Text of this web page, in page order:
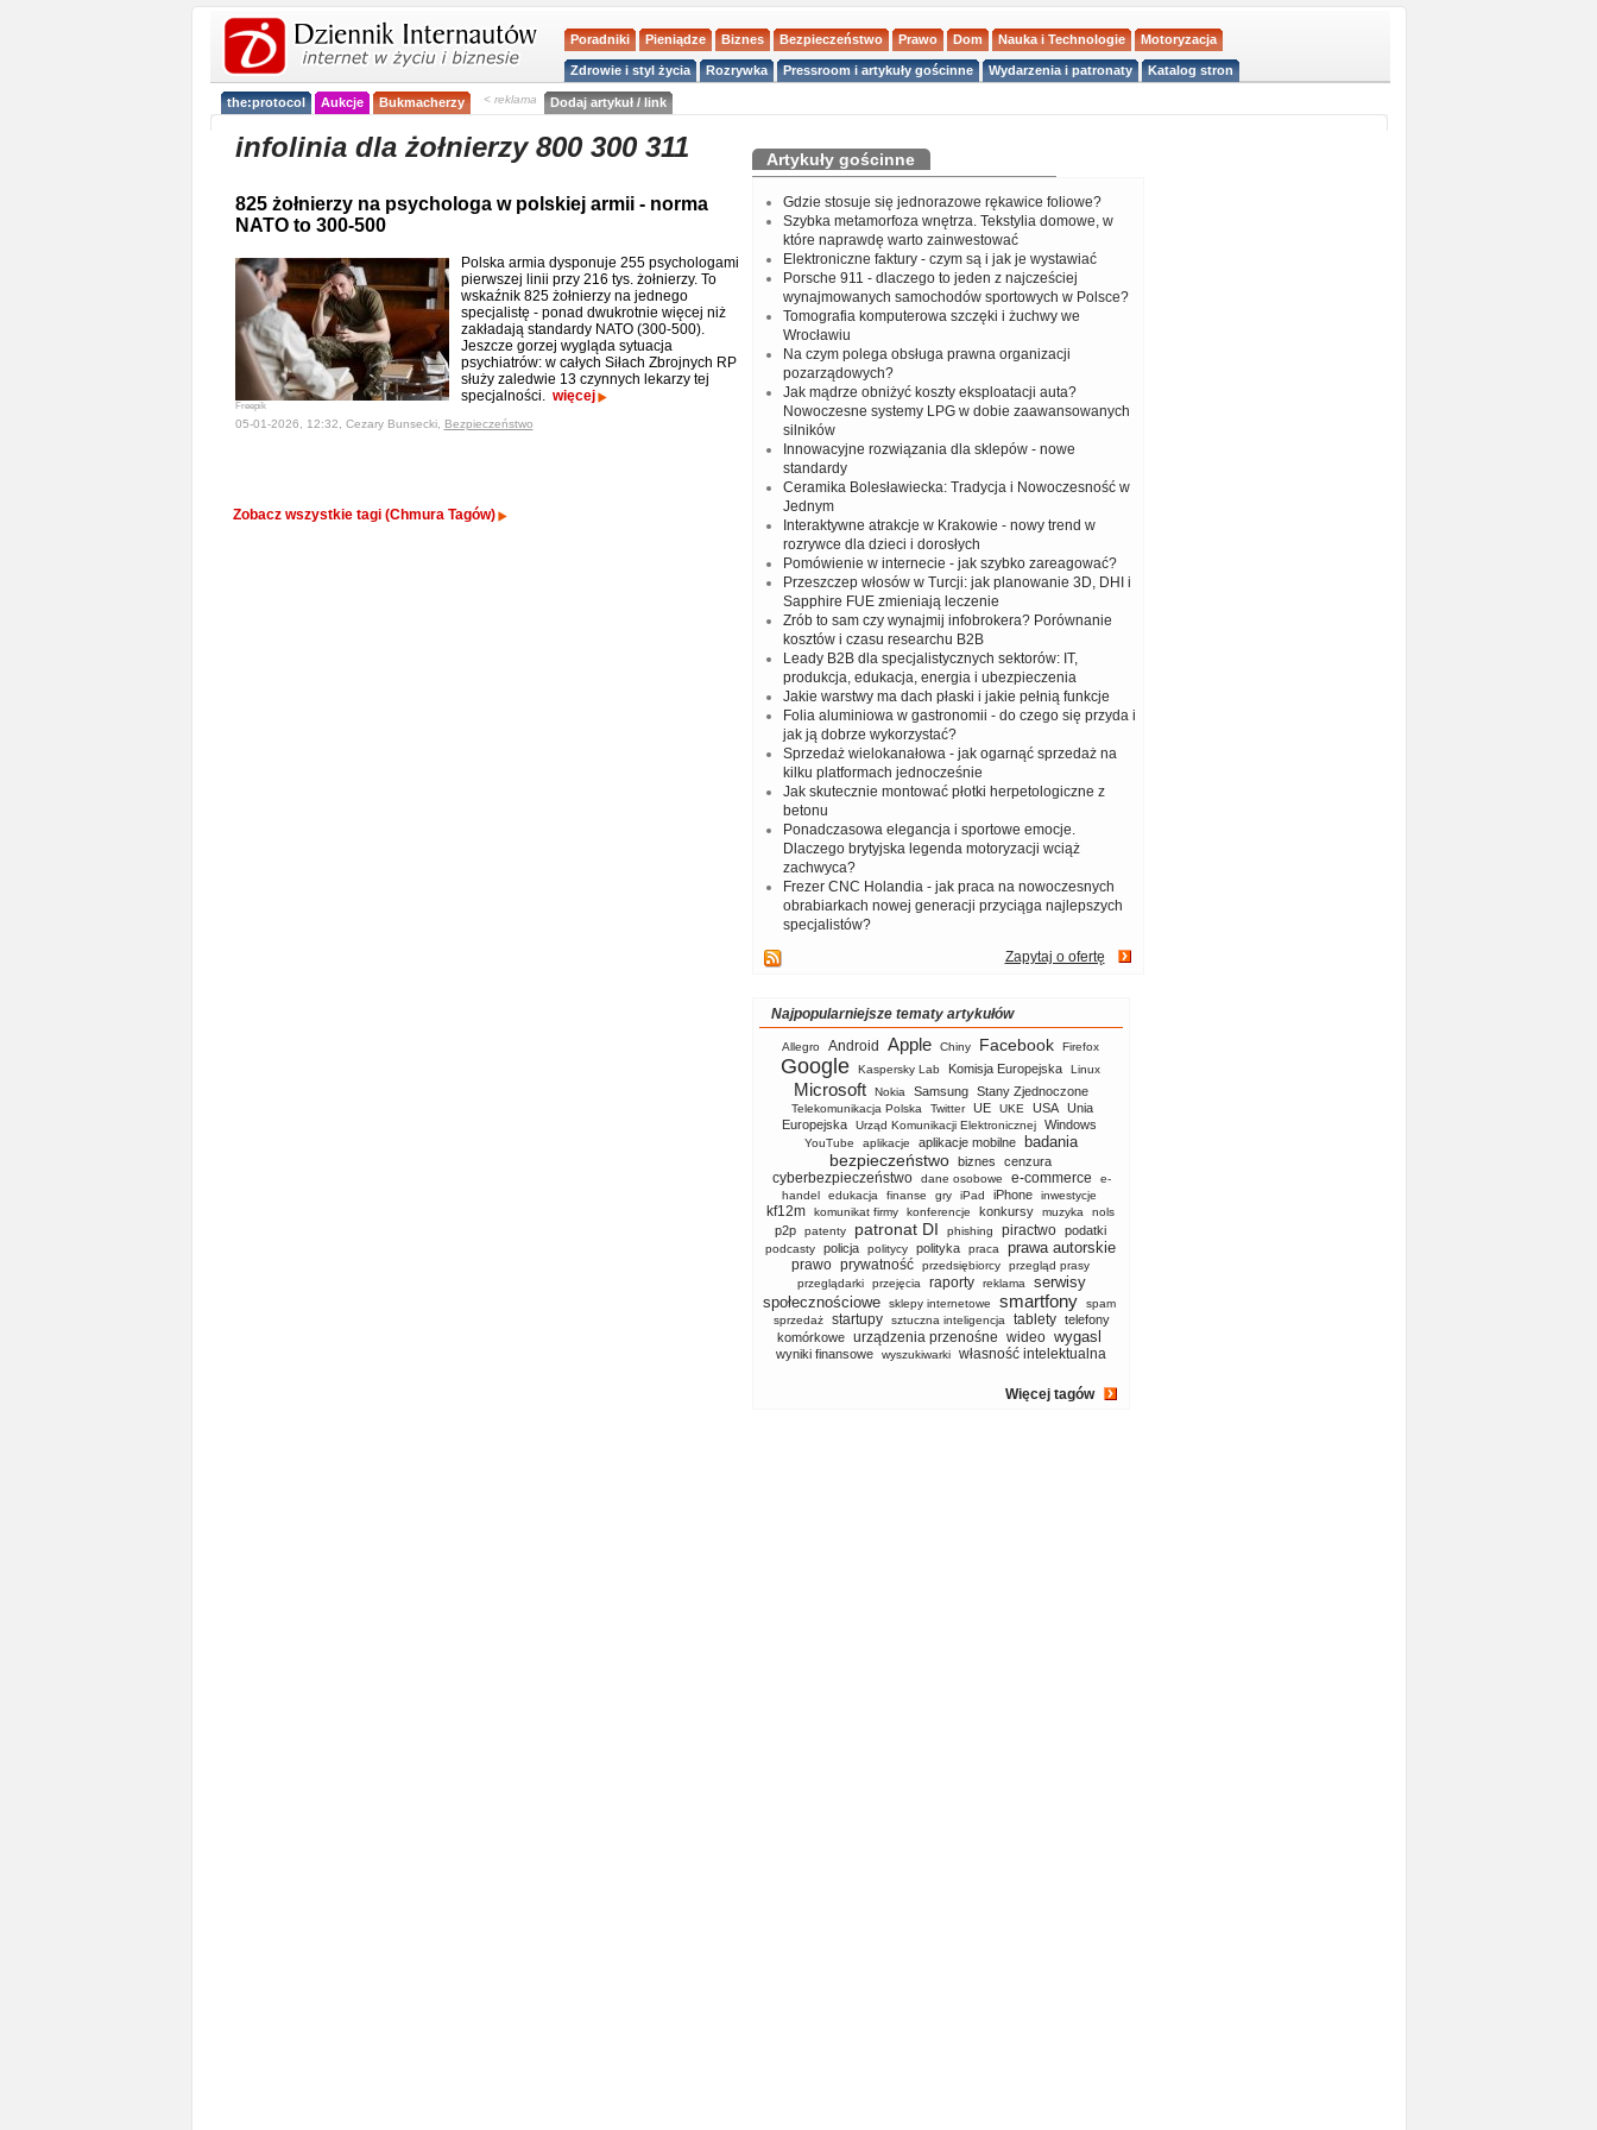
Poradniki Pieniądze Biznes Bezpieczeństwo Prawo Dom Nauka i Technologie Motoryzacja
Zdrowie i styl życia Rozrywka Pressroom i artykuły gościnne Wydarzenia i patronaty Katalog stron
the:protocol Aukcje Bukmacherzy < reklama Dodaj artykuł / link
infolinia dla żołnierzy 800 300 311
825 żołnierzy na psychologa w polskiej armii - norma
NATO to 300-500
Freepik
Polska armia dysponuje 255 psychologami
pierwszej linii przy 216 tys. żołnierzy. To
wskaźnik 825 żołnierzy na jednego
specjalistę - ponad dwukrotnie więcej niż
zakładają standardy NATO (300-500).
Jeszcze gorzej wygląda sytuacja
psychiatrów: w całych Siłach Zbrojnych RP
służy zaledwie 13 czynnych lekarzy tej
specjalności. więcej
05-01-2026, 12:32, Cezary Bunsecki, Bezpieczeństwo
Zobacz wszystkie tagi (Chmura Tagów)
Artykuły gościnne
Gdzie stosuje się jednorazowe rękawice foliowe?
Szybka metamorfoza wnętrza. Tekstylia domowe, w
które naprawdę warto zainwestować
Elektroniczne faktury - czym są i jak je wystawiać
Porsche 911 - dlaczego to jeden z najcześciej
wynajmowanych samochodów sportowych w Polsce?
Tomografia komputerowa szczęki i żuchwy we
Wrocławiu
Na czym polega obsługa prawna organizacji
pozarządowych?
Jak mądrze obniżyć koszty eksploatacji auta?
Nowoczesne systemy LPG w dobie zaawansowanych
silników
Innowacyjne rozwiązania dla sklepów - nowe
standardy
Ceramika Bolesławiecka: Tradycja i Nowoczesność w
Jednym
Interaktywne atrakcje w Krakowie - nowy trend w
rozrywce dla dzieci i dorosłych
Pomówienie w internecie - jak szybko zareagować?
Przeszczep włosów w Turcji: jak planowanie 3D, DHI i
Sapphire FUE zmieniają leczenie
Zrób to sam czy wynajmij infobrokera? Porównanie
kosztów i czasu researchu B2B
Leady B2B dla specjalistycznych sektorów: IT,
produkcja, edukacja, energia i ubezpieczenia
Jakie warstwy ma dach płaski i jakie pełnią funkcje
Folia aluminiowa w gastronomii - do czego się przyda i
jak ją dobrze wykorzystać?
Sprzedaż wielokanałowa - jak ogarnąć sprzedaż na
kilku platformach jednocześnie
Jak skutecznie montować płotki herpetologiczne z
betonu
Ponadczasowa elegancja i sportowe emocje.
Dlaczego brytyjska legenda motoryzacji wciąż
zachwyca?
Frezer CNC Holandia - jak praca na nowoczesnych
obrabiarkach nowej generacji przyciąga najlepszych
specjalistów?
Zapytaj o ofertę
Najpopularniejsze tematy artykułów
Allegro Android Apple Chiny Facebook Firefox
Google Kaspersky Lab Komisja Europejska Linux
Microsoft Nokia Samsung Stany Zjednoczone
Telekomunikacja Polska Twitter UE UKE USA
Unia
Europejska
Urząd Komunikacji Elektronicznej Windows
YouTube aplikacje aplikacje mobilne badania
bezpieczeństwo biznes cenzura
cyberbezpieczeństwo dane osobowe e-commerce
e-
handel
edukacja finanse gry iPad iPhone inwestycje
kf12m komunikat firmy konferencje konkursy muzyka nols
p2p patenty patronat DI phishing piractwo podatki
podcasty policja politycy polityka praca prawa autorskie
prawo prywatność przedsiębiorcy
przegląd prasy
przeglądarki
przejęcia raporty reklama
serwisy
społecznościowe
sklepy internetowe smartfony
spam
sprzedaż
startupy sztuczna inteligencja tablety telefony
komórkowe urządzenia przenośne wideo wygasl
wyniki finansowe wyszukiwarki własność intelektualna
Więcej tagów